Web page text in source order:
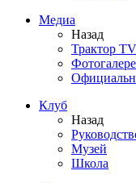
Медиа
Назад
Трактор TV
Клуб
Назад
Музей
Школа